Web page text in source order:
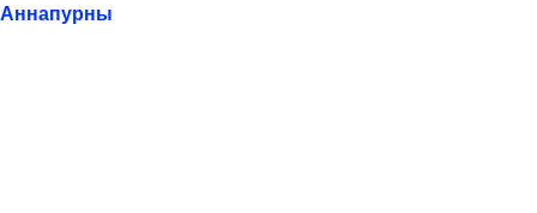
Аннапурны